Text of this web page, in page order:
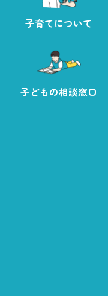
子育てについて
子どもの相談窓口